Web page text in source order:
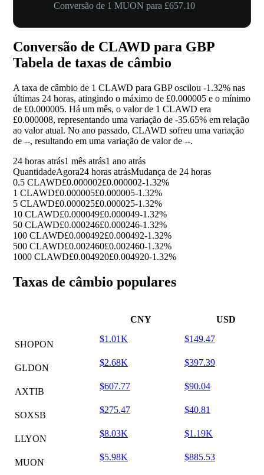
Conversão de 1 MUON para £657.10
Conversão de CLAWD para GBP
Tabela de taxas de câmbio
A taxa de câmbio de 1 CLAWD para GBP oscilou -1.32% nas
últimas 24 horas, atingindo o máximo de £0.000005 e o mínimo
de £0.000005. Há um mês, o valor de 1 CLAWD era
£0.000008, representando uma variação de -35.65% em relação
ao valor atual. No ano passado, CLAWD sofreu uma variação
de --, resultando em uma variação de valor de --.
24 horas atrás1 mês atrás1 ano atrás
QuantidadeAgora24 horas atrásMudança de 24 horas
0.5 CLAWD£0.000002£0.000002-1.32%
1 CLAWD£0.000005£0.000005-1.32%
5 CLAWD£0.000025£0.000025-1.32%
10 CLAWD£0.000049£0.000049-1.32%
50 CLAWD£0.000246£0.000246-1.32%
100 CLAWD£0.000492£0.000492-1.32%
500 CLAWD£0.002460£0.002460-1.32%
1000 CLAWD£0.004920£0.004920-1.32%
Taxas de câmbio populares
CNY USD
SHOPON
$1.01K $149.47
GLDON
$2.68K $397.39
AXTIB
$607.77 $90.04
SOXSB
$275.47 $40.81
LLYON
$8.03K $1.19K
MUON
$5.98K $885.53